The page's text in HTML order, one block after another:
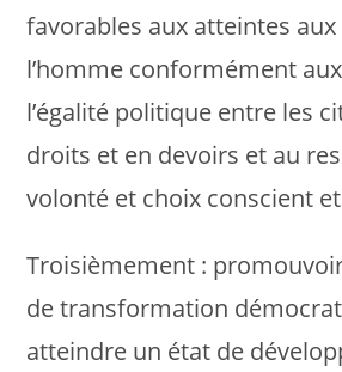
favorables aux atteintes
l’homme conformément
l’égalité politique entre les
droits et en devoirs et au
volonté et choix conscient
Troisièmement :
de transformation
atteindre un état de